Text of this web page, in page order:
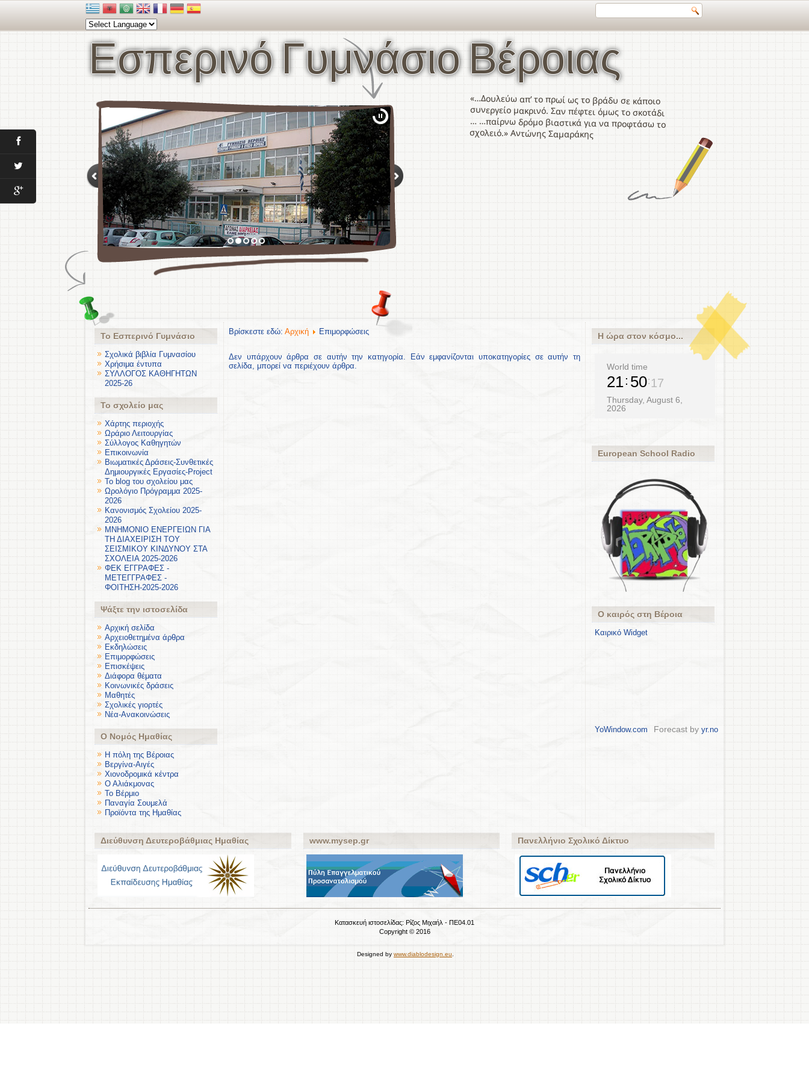
«…Δουλεύω απ’ το πρωί ως το βράδυ σε κάποιο
συνεργείο μακρινό. Σαν πέφτει όμως το σκοτάδι
… …παίρνω δρόμο βιαστικά για να προφτάσω το
σχολειό.» Αντώνης Σαμαράκης
Εσπερινό Γυμνάσιο Βέροιας
Το Εσπερινό Γυμνάσιο
Σχολικά βιβλία Γυμνασίου
Χρήσιμα έντυπα
ΣΥΛΛΟΓΟΣ ΚΑΘΗΓΗΤΩΝ
2025-26
Το σχολείο μας
Χάρτης περιοχής
Ωράριο Λειτουργίας
Σύλλογος Καθηγητών
Επικοινωνία
Βιωματικές Δράσεις-Συνθετικές
Δημιουργικές Εργασίες-Project
Το blog του σχολείου μας
Ωρολόγιο Πρόγραμμα 2025-
2026
Κανονισμός Σχολείου 2025-
2026
ΜΝΗΜΟΝΙΟ ΕΝΕΡΓΕΙΩΝ ΓΙΑ
ΤΗ ΔΙΑΧΕΙΡΙΣΗ ΤΟΥ
ΣΕΙΣΜΙΚΟΥ ΚΙΝΔΥΝΟΥ ΣΤΑ
ΣΧΟΛΕΙΑ 2025-2026
ΦΕΚ ΕΓΓΡΑΦΕΣ -
ΜΕΤΕΓΓΡΑΦΕΣ -
ΦΟΙΤΗΣΗ-2025-2026
Ψάξτε την ιστοσελίδα
Αρχική σελίδα
Αρχειοθετημένα άρθρα
Εκδηλώσεις
Επιμορφώσεις
Επισκέψεις
Διάφορα θέματα
Κοινωνικές δράσεις
Μαθητές
Σχολικές γιορτές
Νέα-Ανακοινώσεις
Ο Νομός Ημαθίας
Η πόλη της Βέροιας
Βεργίνα-Αιγές
Χιονοδρομικά κέντρα
Ο Αλιάκμονας
Το Βέρμιο
Παναγία Σουμελά
Προϊόντα της Ημαθίας
Βρίσκεστε εδώ: Αρχική Επιμορφώσεις
Δεν υπάρχουν άρθρα σε αυτήν την κατηγορία. Εάν εμφανίζονται υποκατηγορίες σε αυτήν τη
σελίδα, μπορεί να περιέχουν άρθρα.
Η ώρα στον κόσμο...
World time
21 50 18
Thursday, August 6,
2026
European School Radio
Ο καιρός στη Βέροια
Καιρικό Widget
YoWindow.com Forecast by yr.no
Διεύθυνση Δευτεροβάθμιας Ημαθίας www.mysep.gr Πανελλήνιο Σχολικό Δίκτυο
Κατασκευή ιστοσελίδας: Ρίζος Μιχαήλ - ΠΕ04.01
Copyright © 2016
Designed by www.diablodesign.eu